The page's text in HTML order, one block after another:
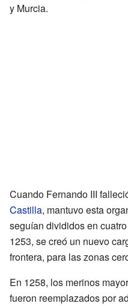
y Murcia.
Cuando Fernando III
Castilla, mantuvo esta
seguían divididos en
1253, se creó un nuevo
frontera, para las zonas
En 1258, los merinos
fueron reemplazados por